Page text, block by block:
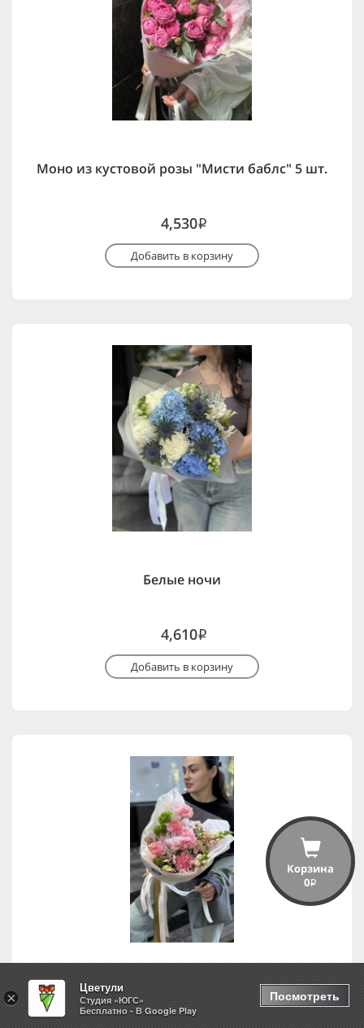
Моно из кустовой розы "Мисти баблс" 5 шт.
4,530i
Добавить в корзину
Белые ночи
4,610i
Добавить в корзину
Афродита
Корзина
0i
×
Цветули
Студия «ЮГС»
Бесплатно - В Google Play
Посмотреть